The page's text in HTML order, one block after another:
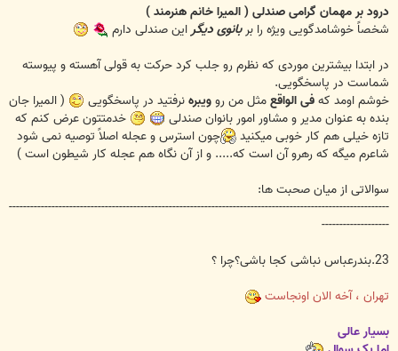
ت
درود بر مهمان گرامی صندلی ( المیرا خانم هنرمند )
شخصاً خوشامدگویی ویژه را بربانوی دیگراین صندلی دارم
در ابتدا بیشترین موردی که نظرم رو جلب کرد حرکت به قولی آهسته و پیوسته
شماست در پاسخگویی.
خوشم اومد کهفی الواقعمثل من روویبرهنرفتید در پاسخگویی
( المیرا جان
بنده به عنوان مدیر و مشاور امور بانوان صندلی
خدمتتون عرض کنم که
تازه خیلی هم کار خوبی میکنید
چون استرس و عجله اصلاً توصیه نمی شود
شاعرم میگه که رهرو آن است که..... و از آن نگاه هم عجله کار شیطون است )
سوالاتی از میان صحبت ها:
-----------------------------------------------------------------------------------------------------------
-------------------
23.بندرعباس نباشی کجا باشی؟چرا ؟
تهران ، آخه الان اونجاست
بسیار عالی